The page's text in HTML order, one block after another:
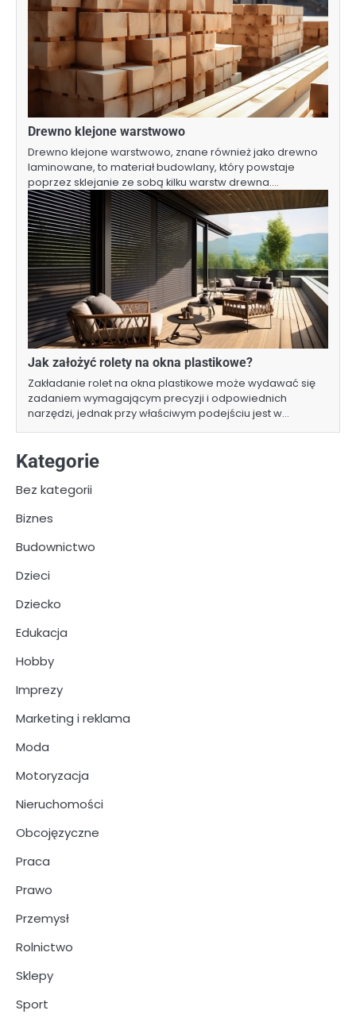
Drewno klejone warstwowo
Drewno klejone warstwowo, znane również jako drewno
laminowane, to materiał budowlany, który powstaje
poprzez sklejanie ze sobą kilku warstw drewna.…
Jak założyć rolety na okna plastikowe?
Zakładanie rolet na okna plastikowe może wydawać się
zadaniem wymagającym precyzji i odpowiednich
narzędzi, jednak przy właściwym podejściu jest w…
Kategorie
Bez kategorii
Biznes
Budownictwo
Dzieci
Dziecko
Edukacja
Hobby
Imprezy
Marketing i reklama
Moda
Motoryzacja
Nieruchomości
Obcojęzyczne
Praca
Prawo
Przemysł
Rolnictwo
Sklepy
Sport